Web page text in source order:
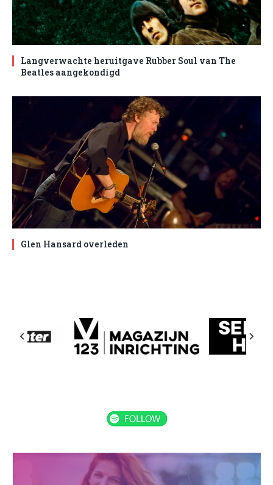
Langverwachte heruitgave Rubber Soul van The
Beatles aangekondigd
Glen Hansard overleden